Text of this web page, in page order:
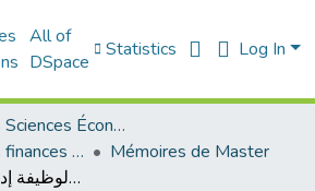
All of
DSpace
Statistics Log In
Faculté des Sciences Économiques Commerciales et des Sciences de Gestion
Département des finances et de comptabilité
Mémoires de Master
المراجعة الداخلية لوظيفة إدارة الموارد البشرية